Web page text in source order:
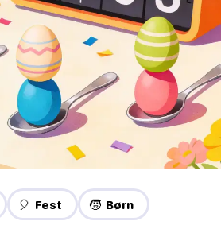
🎈 Fest 🧒 Børn